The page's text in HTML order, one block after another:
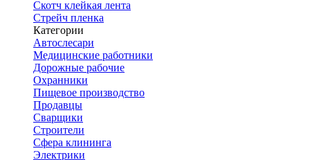
Скотч клейкая лента
Стрейч пленка
Категории
Автослесари
Медицинские работники
Дорожные рабочие
Охранники
Пищевое производство
Продавцы
Сварщики
Строители
Сфера клининга
Электрики